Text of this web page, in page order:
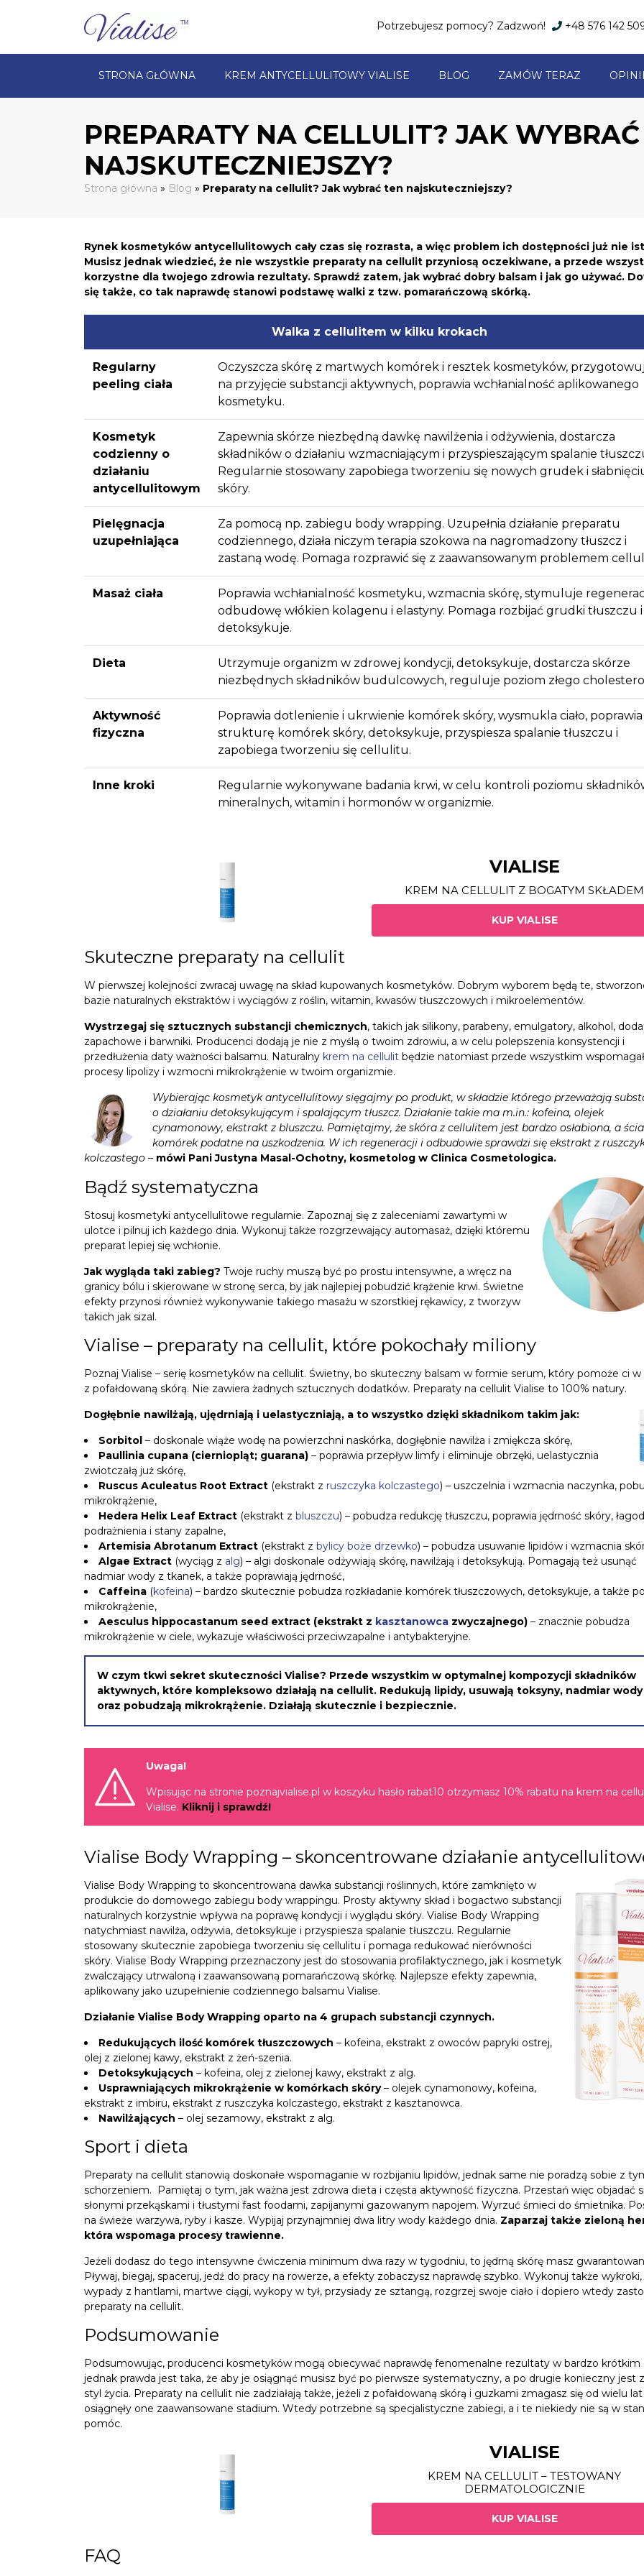
Potrzebujesz pomocy? Zadzwoń! +48 576 142
STRONA GŁÓWNA KREM ANTYCELLULITOWY VIALISE BLOG ZAMÓW TERAZ
PREPARATY NA CELLULIT? JAK
NAJSKUTECZNIEJSZY?
Strona główna » Blog » Preparaty na cellulit? Jak wybrać ten najskuteczniejszy?
Rynek kosmetyków antycellulitowych cały czas się rozrasta, a więc problem ich dostępności już nie
Musisz jednak wiedzieć, że nie wszystkie preparaty na cellulit przyniosą oczekiwane, a przede
korzystne dla twojego zdrowia rezultaty. Sprawdź zatem, jak wybrać dobry balsam i jak go używać.
się także, co tak naprawdę stanowi podstawę walki z tzw. pomarańczową skórką.
Walka z cellulitem w kilku krokach
Regularny
peeling ciała
Oczyszcza skórę z martwych komórek i resztek kosmetyków,
na przyjęcie substancji aktywnych, poprawia wchłanialność aplikowanego
kosmetyku.
Kosmetyk
codzienny o
działaniu
antycellulitowym
Zapewnia skórze niezbędną dawkę nawilżenia i odżywienia, dostarcza
składników o działaniu wzmacniającym i przyspieszającym spalanie
Regularnie stosowany zapobiega tworzeniu się nowych grudek i
skóry.
Pielęgnacja
uzupełniająca
Za pomocą np. zabiegu body wrapping. Uzupełnia działanie preparatu
codziennego, działa niczym terapia szokowa na nagromadzony tłuszcz i
zastaną wodę. Pomaga rozprawić się z zaawansowanym problemem
Masaż ciała
Poprawia wchłanialność kosmetyku, wzmacnia skórę, stymuluje
odbudowę włókien kolagenu i elastyny. Pomaga rozbijać grudki tłuszczu i
detoksykuje.
Dieta
Utrzymuje organizm w zdrowej kondycji, detoksykuje, dostarcza skórze
niezbędnych składników budulcowych, reguluje poziom złego
Aktywność
fizyczna
Poprawia dotlenienie i ukrwienie komórek skóry, wysmukla ciało, poprawia
strukturę komórek skóry, detoksykuje, przyspiesza spalanie tłuszczu i
zapobiega tworzeniu się cellulitu.
Inne kroki
Regularnie wykonywane badania krwi, w celu kontroli poziomu
mineralnych, witamin i hormonów w organizmie.
VIALISE
KREM NA CELLULIT Z BOGATYM SKŁADEM
KUP VIALISE
Skuteczne preparaty na cellulit
W pierwszej kolejności zwracaj uwagę na skład kupowanych kosmetyków. Dobrym wyborem będą te,
bazie naturalnych ekstraktów i wyciągów z roślin, witamin, kwasów tłuszczowych i mikroelementów.
Wystrzegaj się sztucznych substancji chemicznych, takich jak silikony, parabeny, emulgatory, alkohol,
zapachowe i barwniki. Producenci dodają je nie z myślą o twoim zdrowiu, a w celu polepszenia konsystencji i
przedłużenia daty ważności balsamu. Naturalny krem na cellulit będzie natomiast przede wszystkim wspomagał
procesy lipolizy i wzmocni mikrokrążenie w twoim organizmie.
Wybierając kosmetyk antycellulitowy sięgajmy po produkt, w składzie którego przeważają
o działaniu detoksykującym i spalającym tłuszcz. Działanie takie ma m.in.: kofeina, olejek
cynamonowy, ekstrakt z bluszczu. Pamiętajmy, że skóra z cellulitem jest bardzo osłabiona, a
komórek podatne na uszkodzenia. W ich regeneracji i odbudowie sprawdzi się ekstrakt z
kolczastego – mówi Pani Justyna Masal-Ochotny, kosmetolog w Clinica Cosmetologica.
Bądź systematyczna
Stosuj kosmetyki antycellulitowe regularnie. Zapoznaj się z zaleceniami zawartymi w
ulotce i pilnuj ich każdego dnia. Wykonuj także rozgrzewający automasaż, dzięki któremu
preparat lepiej się wchłonie.
Jak wygląda taki zabieg? Twoje ruchy muszą być po prostu intensywne, a wręcz na
granicy bólu i skierowane w stronę serca, by jak najlepiej pobudzić krążenie krwi. Świetne
efekty przynosi również wykonywanie takiego masażu w szorstkiej rękawicy, z tworzyw
takich jak sizal.
Vialise – preparaty na cellulit, które pokochały miliony
Poznaj Vialise – serię kosmetyków na cellulit. Świetny, bo skuteczny balsam w formie serum, który pomoże ci w
z pofałdowaną skórą. Nie zawiera żadnych sztucznych dodatków. Preparaty na cellulit Vialise to 100% natury.
Dogłębnie nawilżają, ujędrniają i uelastyczniają, a to wszystko dzięki składnikom takim jak:
Sorbitol – doskonale wiąże wodę na powierzchni naskórka, dogłębnie nawilża i zmiękcza skórę,
Paullinia cupana (cierniopląt; guarana) – poprawia przepływ limfy i eliminuje obrzęki, uelastycznia
zwiotczałą już skórę,
Ruscus Aculeatus Root Extract (ekstrakt z ruszczyka kolczastego) – uszczelnia i wzmacnia naczynka,
mikrokrążenie,
Hedera Helix Leaf Extract (ekstrakt z bluszczu) – pobudza redukcję tłuszczu, poprawia jędrność skóry,
podrażnienia i stany zapalne,
Artemisia Abrotanum Extract (ekstrakt z bylicy boże drzewko) – pobudza usuwanie lipidów i wzmacnia
Algae Extract (wyciąg z alg) – algi doskonale odżywiają skórę, nawilżają i detoksykują. Pomagają też usunąć
nadmiar wody z tkanek, a także poprawiają jędrność,
Caffeina (kofeina) – bardzo skutecznie pobudza rozkładanie komórek tłuszczowych, detoksykuje, a także
mikrokrążenie,
Aesculus hippocastanum seed extract (ekstrakt z kasztanowca zwyczajnego) – znacznie pobudza
mikrokrążenie w ciele, wykazuje właściwości przeciwzapalne i antybakteryjne.
W czym tkwi sekret skuteczności Vialise? Przede wszystkim w optymalnej kompozycji składników
aktywnych, które kompleksowo działają na cellulit. Redukują lipidy, usuwają toksyny, nadmiar wody
oraz pobudzają mikrokrążenie. Działają skutecznie i bezpiecznie.
Uwaga!
Wpisując na stronie poznajvialise.pl w koszyku hasło rabat10 otrzymasz 10% rabatu na krem na
Vialise. Kliknij i sprawdź!
Vialise Body Wrapping – skoncentrowane działanie
Vialise Body Wrapping to skoncentrowana dawka substancji roślinnych, które zamknięto w
produkcie do domowego zabiegu body wrappingu. Prosty aktywny skład i bogactwo substancji
naturalnych korzystnie wpływa na poprawę kondycji i wyglądu skóry. Vialise Body Wrapping
natychmiast nawilża, odżywia, detoksykuje i przyspiesza spalanie tłuszczu. Regularnie
stosowany skutecznie zapobiega tworzeniu się cellulitu i pomaga redukować nierówności
skóry. Vialise Body Wrapping przeznaczony jest do stosowania profilaktycznego, jak i kosmetyk
zwalczający utrwaloną i zaawansowaną pomarańczową skórkę. Najlepsze efekty zapewnia,
aplikowany jako uzupełnienie codziennego balsamu Vialise.
Działanie Vialise Body Wrapping oparto na 4 grupach substancji czynnych.
Redukujących ilość komórek tłuszczowych – kofeina, ekstrakt z owoców papryki ostrej,
olej z zielonej kawy, ekstrakt z żeń-szenia.
Detoksykujących – kofeina, olej z zielonej kawy, ekstrakt z alg.
Usprawniających mikrokrążenie w komórkach skóry– olejek cynamonowy, kofeina,
ekstrakt z imbiru, ekstrakt z ruszczyka kolczastego, ekstrakt z kasztanowca.
Nawilżających – olej sezamowy, ekstrakt z alg.
Sport i dieta
Preparaty na cellulit stanowią doskonałe wspomaganie w rozbijaniu lipidów, jednak same nie poradzą sobie z
schorzeniem. Pamiętaj o tym, jak ważna jest zdrowa dieta i częsta aktywność fizyczna. Przestań więc objadać
słonymi przekąskami i tłustymi fast foodami, zapijanymi gazowanym napojem. Wyrzuć śmieci do śmietnika.
na świeże warzywa, ryby i kasze. Wypijaj przynajmniej dwa litry wody każdego dnia. Zaparzaj także zieloną
która wspomaga procesy trawienne.
Jeżeli dodasz do tego intensywne ćwiczenia minimum dwa razy w tygodniu, to jędrną skórę masz
Pływaj, biegaj, spaceruj, jedź do pracy na rowerze, a efekty zobaczysz naprawdę szybko. Wykonuj także wykroki,
wypady z hantlami, martwe ciągi, wykopy w tył, przysiady ze sztangą, rozgrzej swoje ciało i dopiero wtedy
preparaty na cellulit.
Podsumowanie
Podsumowując, producenci kosmetyków mogą obiecywać naprawdę fenomenalne rezultaty w bardzo krótkim
jednak prawda jest taka, że aby je osiągnąć musisz być po pierwsze systematyczny, a po drugie konieczny jest
styl życia. Preparaty na cellulit nie zadziałają także, jeżeli z pofałdowaną skórą i guzkami zmagasz się od wielu
osiągnęły one zaawansowane stadium. Wtedy potrzebne są specjalistyczne zabiegi, a i te niekiedy nie są w
pomóc.
VIALISE
KREM NA CELLULIT – TESTOWANY
DERMATOLOGICZNIE
KUP VIALISE
FAQ